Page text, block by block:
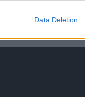
Data Deletion
απόφαση
όσους